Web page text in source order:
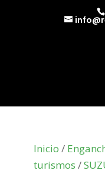
Inicio /
turismos /